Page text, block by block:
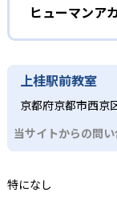
イター高橋智隆
は、千葉工業大
材監修はRailsプ
学教室の監修は
んすう数学教室
研究センター教
する人物が監修
ボットの作成や
起する。
楽
実際にロボット
ど、どのコース
工夫が凝らされ
ヒューマンアカ
ラミング教室
スを展開。世界
修に基づいた内
可能だ。全国
じたコミュニテ
きる環境が整い
きなメリットで
デメリットとし
ヒューマンア
ヒューマンアカ
公開していない。
上桂駅前教室
京都府京都市西京
当サイトからの問
特になし